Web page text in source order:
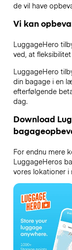
de vil have
Vi kan
LuggageHero
ved, at
LuggageHero
din bagage i en
efterfølgende
dag.
Download
For endnu mere
LuggageHeros
vores lokationer